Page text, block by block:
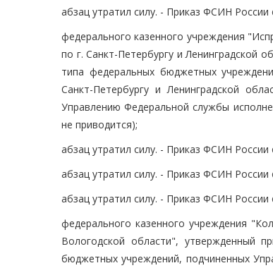
абзац утратил силу. - Приказ ФСИН России
федерального казенного учреждения
по г. Санкт-Петербургу и Ленинградской
типа федеральных бюджетных
Санкт-Петербургу и Ленинградской
Управлению Федеральной службы
не приводится);
абзац утратил силу. - Приказ ФСИН России
абзац утратил силу. - Приказ ФСИН России
абзац утратил силу. - Приказ ФСИН России
федерального казенного учреждения
Вологодской области", утвержденный
бюджетных учреждений, подчиненных